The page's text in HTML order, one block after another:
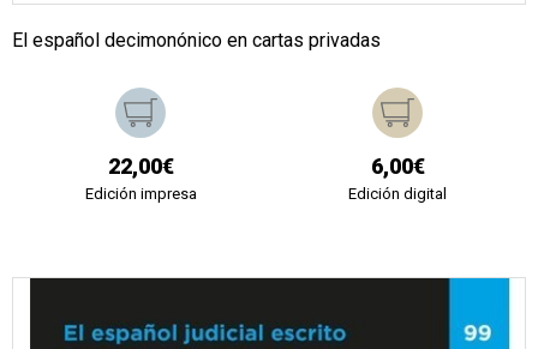
El español decimonónico en cartas privadas
22,00€
Edición impresa
6,00€
Edición digital